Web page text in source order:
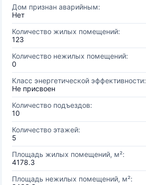
Дом признан аварийным:
Нет
Количество жилых помещений:
123
Количество нежилых помещений:
0
Класс энергетической эффективности:
Не присвоен
Количество подъездов:
10
Количество этажей:
5
Площадь жилых помещений, м²:
4178.3
Площадь нежилых помещений, м²: